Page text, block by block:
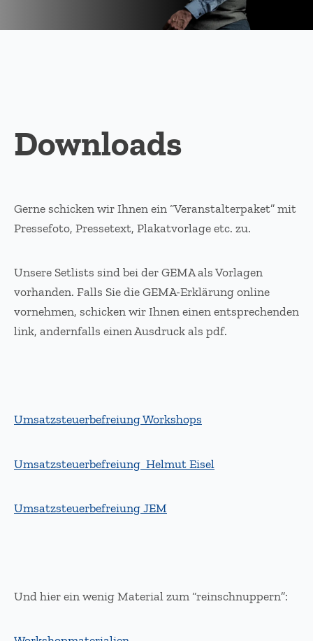
Downloads
Gerne schicken wir Ihnen ein “Veranstalterpaket” mit
Pressefoto, Pressetext, Plakatvorlage etc. zu.
Unsere Setlists sind bei der GEMA als Vorlagen
vorhanden. Falls Sie die GEMA-Erklärung online
vornehmen, schicken wir Ihnen einen entsprechenden
link, andernfalls einen Ausdruck als pdf.
Umsatzsteuerbefreiung Workshops
Umsatzsteuerbefreiung Helmut Eisel
Umsatzsteuerbefreiung JEM
Und hier ein wenig Material zum “reinschnuppern”: